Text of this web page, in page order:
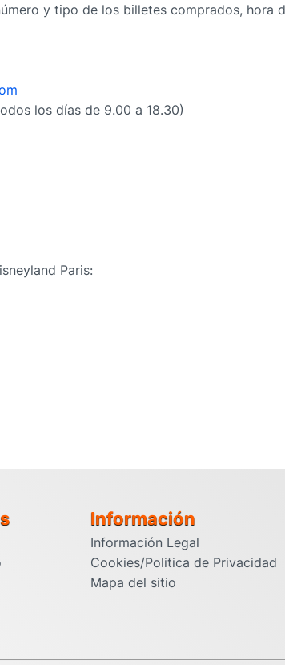
y tipo de los billetes comprados, hora
los días de 9.00 a 18.30)
Paris:
Información
Información Legal
Cookies/Politica de Privacidad
Mapa del sitio